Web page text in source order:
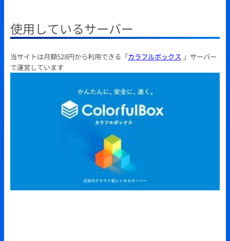
使用しているサーバー
当サイトは月額528円から利用できる「カラフルボックス 」サーバー
で運営しています